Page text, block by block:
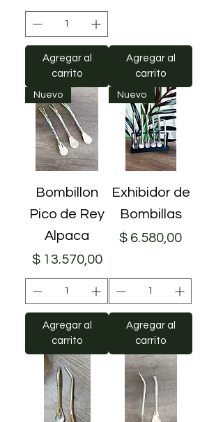
Agregar al
carrito
Agregar al
carrito
Nuevo
Bombillon
Pico de Rey
Alpaca
Precio
$ 13.570,00
Agregar al
carrito
Nuevo
Exhibidor de
Bombillas
Precio
$ 6.580,00
Agregar al
carrito